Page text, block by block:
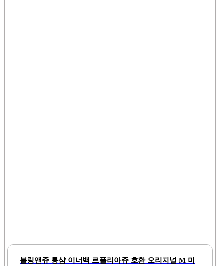
블링앤쥬 롱샴 이너백 르플리아쥬 호환 오리지널 M 미